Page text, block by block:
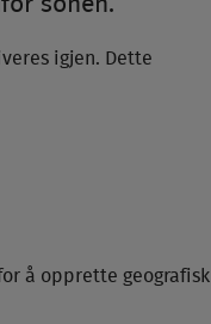
igjen. Dette
å opprette geografisk